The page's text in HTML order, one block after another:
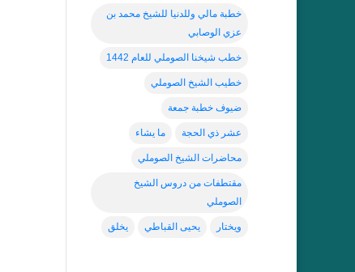
خطبة مالي وللدنيا للشيخ محمد بن
عزي الوصابي
خطب شيخنا الصوملي للعام 1442
خطيب الشيخ الصوملي
ضيوف خطبة جمعة
عشر ذي الحجة ما يشاء
محاضرات الشيخ الصوملي
مقتطفات من دروس الشيخ
الصوملي
ويختار يحيى القباطي يخلق